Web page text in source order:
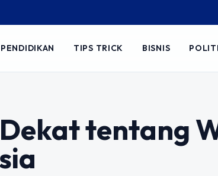
PENDIDIKAN TIPS TRICK BISNIS
tentang